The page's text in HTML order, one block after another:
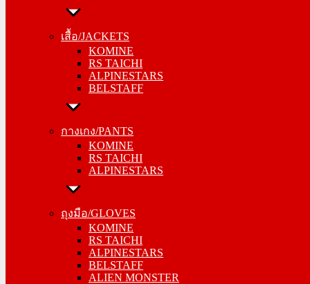
เสื้อ/JACKETS
KOMINE
RS TAICHI
ALPINESTARS
BELSTAFF
กางเกง/PANTS
KOMINE
RS TAICHI
ALPINESTARS
ถุงมือ/GLOVES
KOMINE
RS TAICHI
ALPINESTARS
BELSTAFF
ALIEN MONSTER
เสื้อ/JACKETS
RS TAICHI
ALPINESTARS
BELSTAFF
กางเกง/PANTS
RS TAICHI
ALPINESTARS
ถุงมือ/GLOVES
RS TAICHI
ALPINESTARS
BELSTAFF
ALIEN MONSTER